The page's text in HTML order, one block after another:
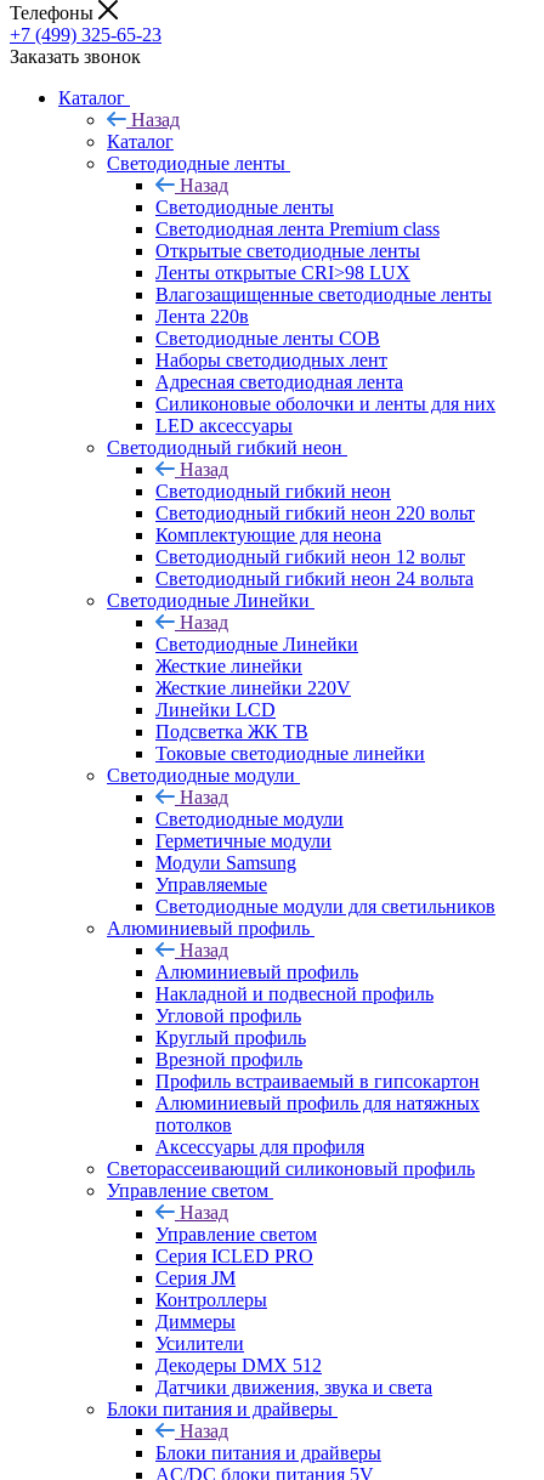
Телефоны
+7 (499) 325-65-23
Заказать звонок
Каталог
Назад
Каталог
Светодиодные ленты
Назад
Светодиодные ленты
Светодиодная лента Premium class
Открытые светодиодные ленты
Ленты открытые CRI>98 LUX
Влагозащищенные светодиодные ленты
Лента 220в
Светодиодные ленты COB
Наборы светодиодных лент
Адресная светодиодная лента
Силиконовые оболочки и ленты для них
LED аксессуары
Светодиодный гибкий неон
Назад
Светодиодный гибкий неон
Светодиодный гибкий неон 220 вольт
Комплектующие для неона
Светодиодный гибкий неон 12 вольт
Светодиодный гибкий неон 24 вольта
Светодиодные Линейки
Назад
Светодиодные Линейки
Жесткие линейки
Жесткие линейки 220V
Линейки LCD
Подсветка ЖК ТВ
Токовые светодиодные линейки
Светодиодные модули
Назад
Светодиодные модули
Герметичные модули
Модули Samsung
Управляемые
Светодиодные модули для светильников
Алюминиевый профиль
Назад
Алюминиевый профиль
Накладной и подвесной профиль
Угловой профиль
Круглый профиль
Врезной профиль
Профиль встраиваемый в гипсокартон
Алюминиевый профиль для натяжных
потолков
Аксессуары для профиля
Светорассеивающий силиконовый профиль
Управление светом
Назад
Управление светом
Серия ICLED PRO
Серия JM
Контроллеры
Диммеры
Усилители
Декодеры DMX 512
Датчики движения, звука и света
Блоки питания и драйверы
Назад
Блоки питания и драйверы
AC/DC блоки питания 5V